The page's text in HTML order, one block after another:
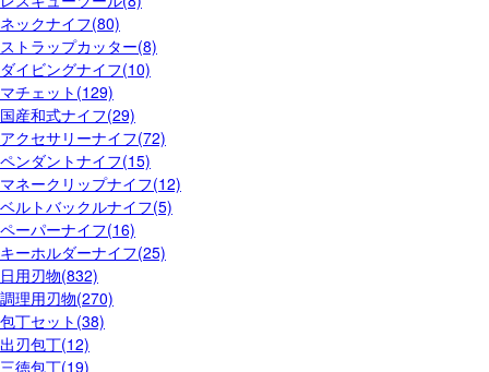
ネックナイフ(80)
ストラップカッター(8)
ダイビングナイフ(10)
マチェット(129)
国産和式ナイフ(29)
アクセサリーナイフ(72)
ペンダントナイフ(15)
マネークリップナイフ(12)
ベルトバックルナイフ(5)
ペーパーナイフ(16)
キーホルダーナイフ(25)
日用刃物(832)
調理用刃物(270)
包丁セット(38)
出刃包丁(12)
三徳包丁(19)